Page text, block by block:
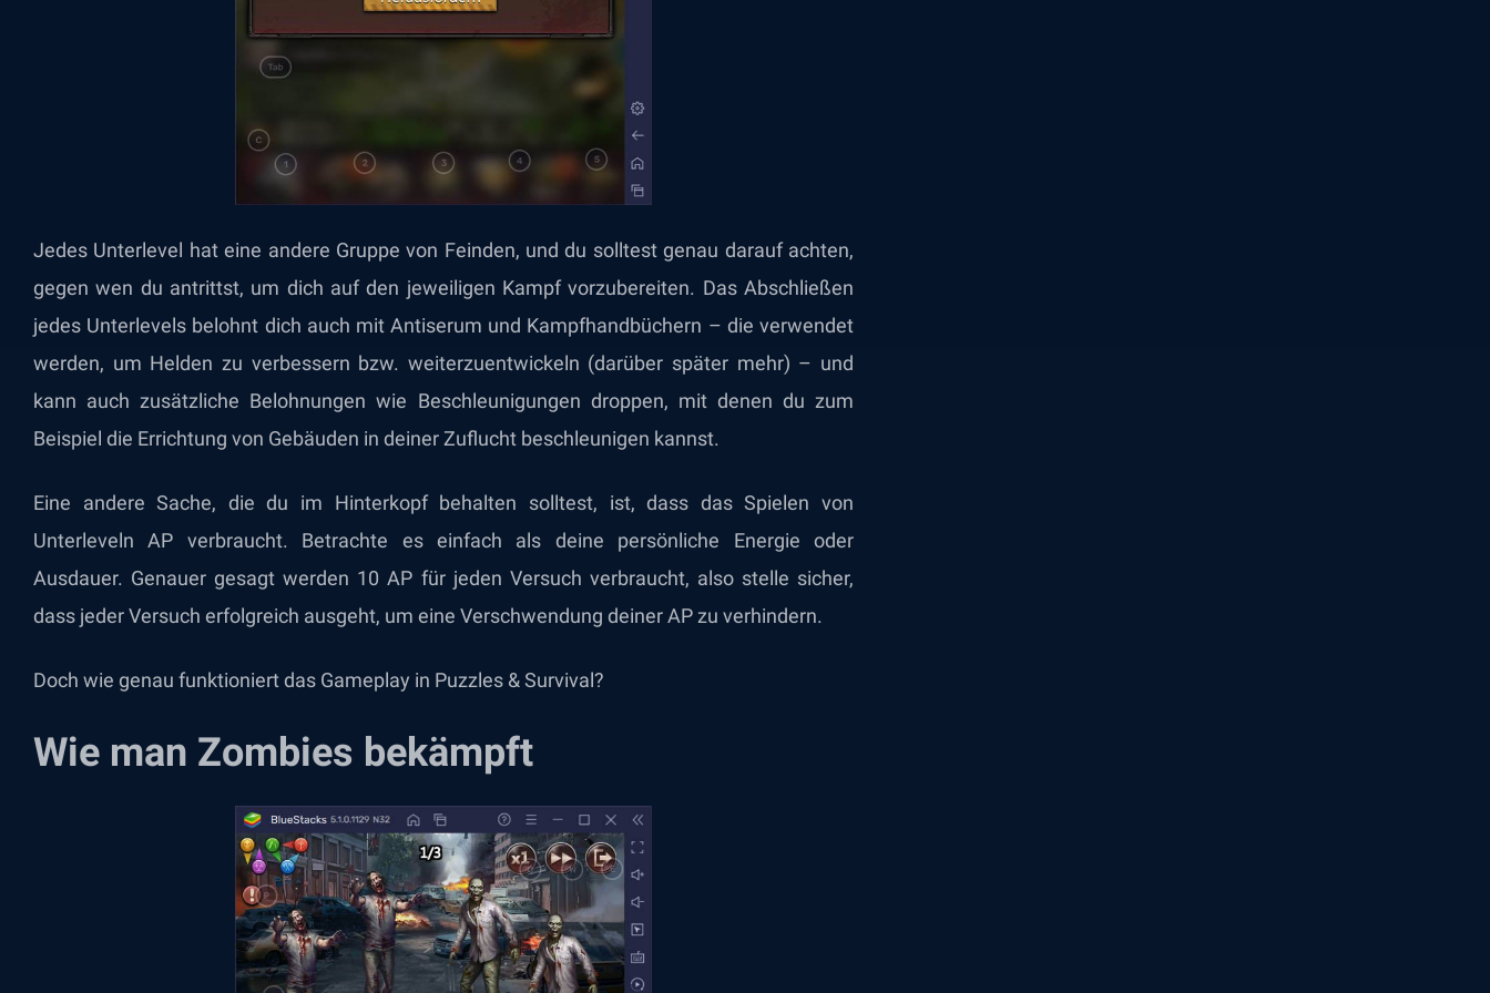
Jedes Unterlevel hat eine andere Gruppe von Feinden, und du solltest genau darauf achten,
gegen wen du antrittst, um dich auf den jeweiligen Kampf vorzubereiten. Das Abschließen
jedes Unterlevels belohnt dich auch mit Antiserum und Kampfhandbüchern – die verwendet
werden, um Helden zu verbessern bzw. weiterzuentwickeln (darüber später mehr) – und
kann auch zusätzliche Belohnungen wie Beschleunigungen droppen, mit denen du zum
Beispiel die Errichtung von Gebäuden in deiner Zuflucht beschleunigen kannst.
Eine andere Sache, die du im Hinterkopf behalten solltest, ist, dass das Spielen von
Unterleveln AP verbraucht. Betrachte es einfach als deine persönliche Energie oder
Ausdauer. Genauer gesagt werden 10 AP für jeden Versuch verbraucht, also stelle sicher,
dass jeder Versuch erfolgreich ausgeht, um eine Verschwendung deiner AP zu verhindern.
Doch wie genau funktioniert das Gameplay in Puzzles & Survival?
Wie man Zombies bekämpft